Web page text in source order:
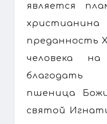
является
преданность
человека
пшеница
святой